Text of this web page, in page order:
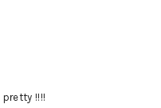
!!!!